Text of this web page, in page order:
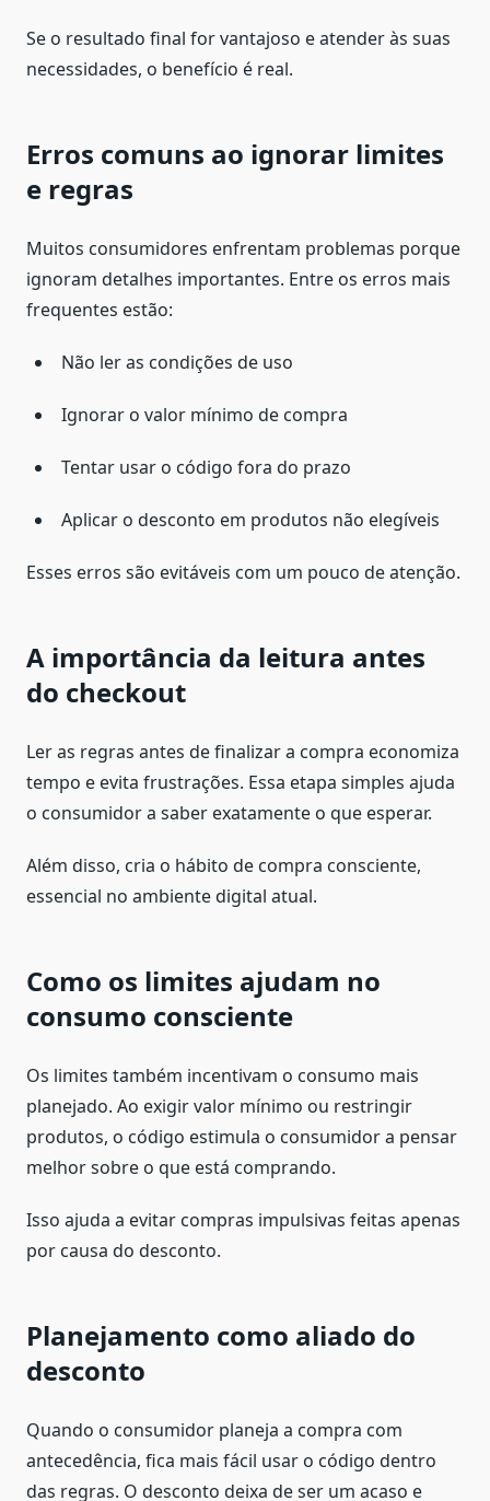
Se o resultado final for vantajoso e atender às suas
necessidades, o benefício é real.
Erros comuns ao ignorar limites
e regras
Muitos consumidores enfrentam problemas porque
ignoram detalhes importantes. Entre os erros mais
frequentes estão:
Não ler as condições de uso
Ignorar o valor mínimo de compra
Tentar usar o código fora do prazo
Aplicar o desconto em produtos não elegíveis
Esses erros são evitáveis com um pouco de atenção.
A importância da leitura antes
do checkout
Ler as regras antes de finalizar a compra economiza
tempo e evita frustrações. Essa etapa simples ajuda
o consumidor a saber exatamente o que esperar.
Além disso, cria o hábito de compra consciente,
essencial no ambiente digital atual.
Como os limites ajudam no
consumo consciente
Os limites também incentivam o consumo mais
planejado. Ao exigir valor mínimo ou restringir
produtos, o código estimula o consumidor a pensar
melhor sobre o que está comprando.
Isso ajuda a evitar compras impulsivas feitas apenas
por causa do desconto.
Planejamento como aliado do
desconto
Quando o consumidor planeja a compra com
antecedência, fica mais fácil usar o código dentro
das regras. O desconto deixa de ser um acaso e